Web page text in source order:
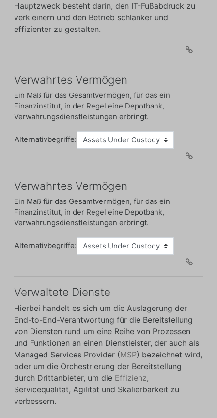
Hauptzweck besteht darin, den IT-Fußabdruck zu
verkleinern und den Betrieb schlanker und
effizienter zu gestalten.
Verwahrtes Vermögen
Ein Maß für das Gesamtvermögen, für das ein
Finanzinstitut, in der Regel eine Depotbank,
Verwahrungsdienstleistungen erbringt.
Alternativbegriffe:
Verwahrtes Vermögen
Ein Maß für das Gesamtvermögen, für das ein
Finanzinstitut, in der Regel eine Depotbank,
Verwahrungsdienstleistungen erbringt.
Alternativbegriffe:
Verwaltete Dienste
Hierbei handelt es sich um die Auslagerung der
End-to-End-Verantwortung für die Bereitstellung
von Diensten rund um eine Reihe von Prozessen
und Funktionen an einen Dienstleister, der auch als
Managed Services Provider (MSP) bezeichnet wird,
oder um die Orchestrierung der Bereitstellung
durch Drittanbieter, um die Effizienz,
Servicequalität, Agilität und Skalierbarkeit zu
verbessern.